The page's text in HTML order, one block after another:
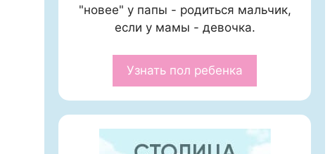
"новее" у папы - родиться мальчик,
если у мамы - девочка.
Узнать пол ребенка